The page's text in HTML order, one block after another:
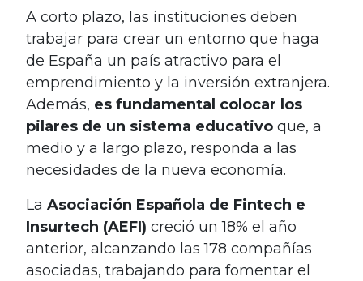
A corto plazo, las instituciones deben
trabajar para crear un entorno que haga
de España un país atractivo para el
emprendimiento y la inversión extranjera.
Además, es fundamental colocar los
pilares de un sistema educativo que, a
medio y a largo plazo, responda a las
necesidades de la nueva economía.
La Asociación Española de Fintech e
Insurtech (AEFI) creció un 18% el año
anterior, alcanzando las 178 compañías
asociadas, trabajando para fomentar el